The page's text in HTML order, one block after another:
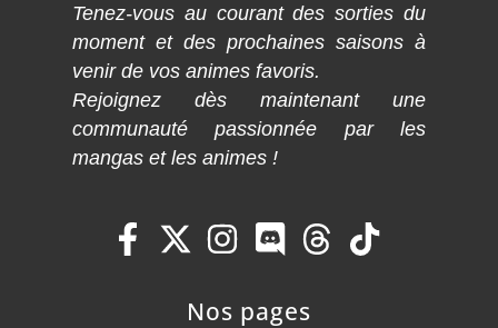
Tenez-vous au courant des sorties du
moment et des prochaines saisons à
venir de vos animes favoris.
Rejoignez dès maintenant une
communauté passionnée par les
mangas et les animes !
Nos pages